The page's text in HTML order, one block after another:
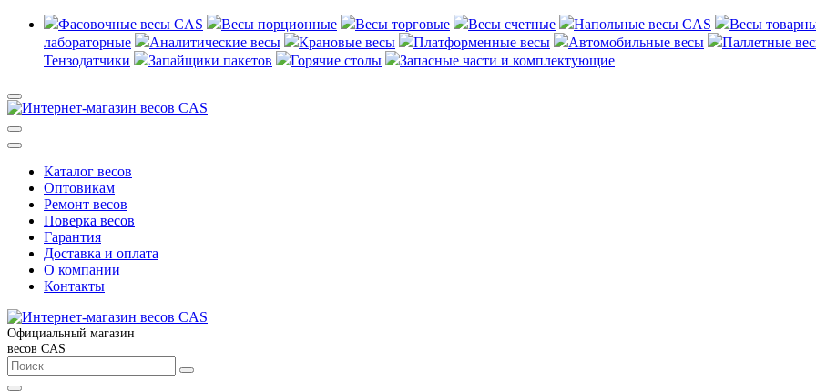
Фасовочные весы CAS Весы порционные Весы торговые Весы счетные Напольные весы CAS
Весы
лабораторные
Аналитические весы Крановые весы Платформенные весы Автомобильные весы
Паллетные
Тензодатчики
Запайщики пакетов Горячие столы Запасные части и комплектующие
Каталог весов
Оптовикам
Ремонт весов
Поверка весов
Гарантия
Доставка и оплата
О компании
Контакты
Официальный магазин
весов CAS